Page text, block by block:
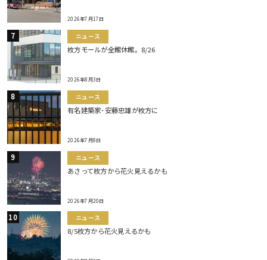
2026年7月17日
ニュース
枚方モールが全館休館。8/26
2026年8月3日
ニュース
有名建築家･安藤忠雄が枚方に
2026年7月8日
ニュース
あさって枚方から花火見えるかも
2026年7月20日
ニュース
8/5枚方から花火見えるかも